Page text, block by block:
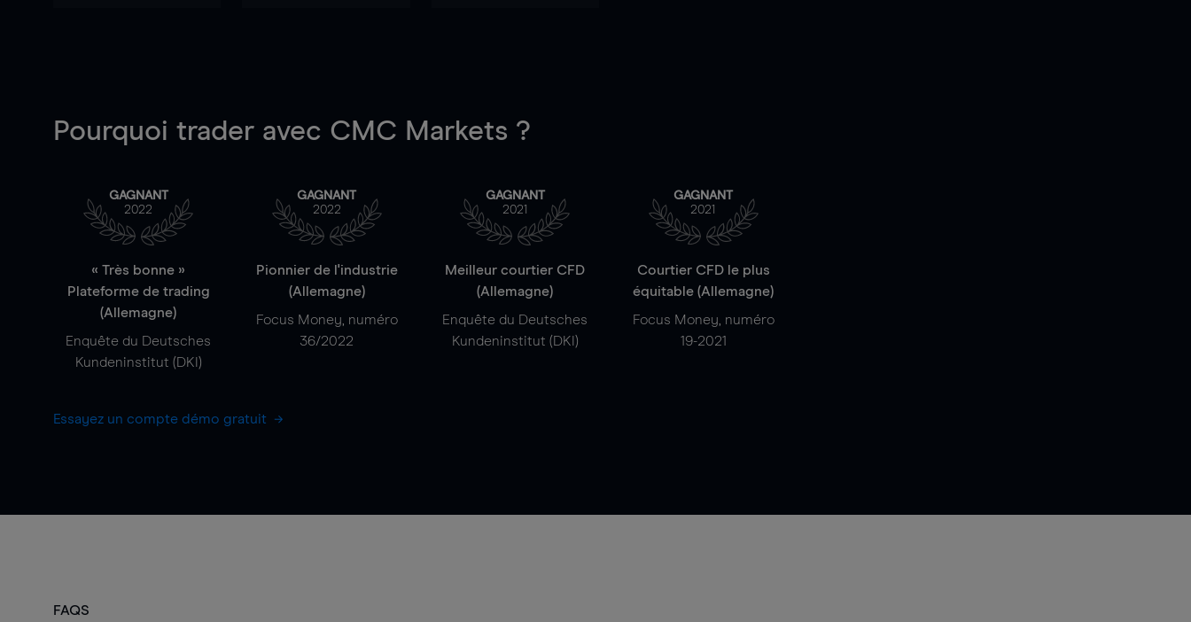
Pourquoi trader avec CMC Markets ?
GAGNANT
2022
« Très bonne »
Plateforme de trading
(Allemagne)
Enquête du Deutsches
Kundeninstitut (DKI)
GAGNANT
2022
Pionnier de l'industrie
(Allemagne)
Focus Money, numéro
36/2022
GAGNANT
2021
Meilleur courtier CFD
(Allemagne)
Enquête du Deutsches
Kundeninstitut (DKI)
GAGNANT
2021
Courtier CFD le plus
équitable (Allemagne)
Focus Money, numéro
19-2021
Essayez un compte démo gratuit
FAQS